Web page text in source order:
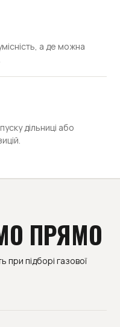
а де можна
дільниці або
ПРЯМО
при підборі газової